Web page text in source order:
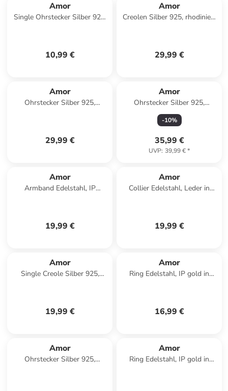
Amor
Single Ohrstecker Silber 925,
10,99 €
Amor
Creolen Silber 925, rhodiniert
29,99 €
Amor
Ohrstecker Silber 925,
29,99 €
Amor
Ohrstecker Silber 925,
in Gold
-10%
35,99 €
UVP: 39,99 €*
Amor
Armband Edelstahl, IP
19,99 €
Amor
Collier Edelstahl, Leder in
19,99 €
Amor
Single Creole Silber 925,
19,99 €
Amor
Ring Edelstahl, IP gold in
16,99 €
Amor
Ohrstecker Silber 925,
Amor
Ring Edelstahl, IP gold in